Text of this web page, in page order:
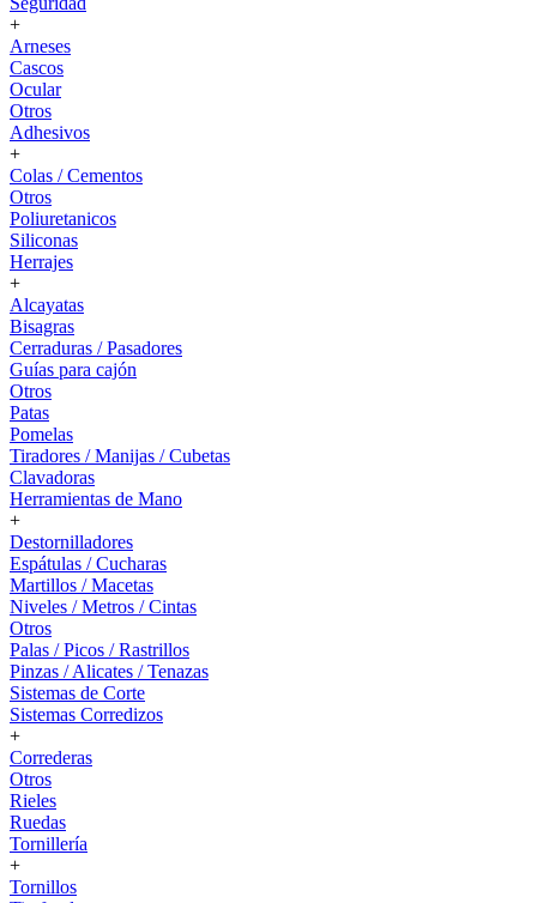
+
Arneses
Cascos
Ocular
Otros
Adhesivos
+
Colas / Cementos
Otros
Poliuretanicos
Siliconas
Herrajes
+
Alcayatas
Bisagras
Cerraduras / Pasadores
Guías para cajón
Otros
Patas
Pomelas
Tiradores / Manijas / Cubetas
Clavadoras
Herramientas de Mano
+
Destornilladores
Espátulas / Cucharas
Martillos / Macetas
Niveles / Metros / Cintas
Otros
Palas / Picos / Rastrillos
Pinzas / Alicates / Tenazas
Sistemas de Corte
Sistemas Corredizos
+
Correderas
Otros
Rieles
Ruedas
Tornillería
+
Tornillos